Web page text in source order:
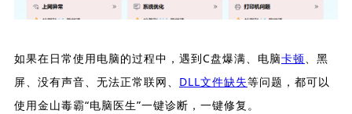
如果在日常使用电脑的过程中，遇到C盘爆满、电脑卡顿、黑
屏、没有声音、无法正常联网、 DLL文件缺失等问题，都可以
使用金山毒霸“电脑医生”一键诊断，一键修复。